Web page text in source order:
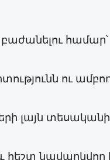
ու
լայն
նավարկվող